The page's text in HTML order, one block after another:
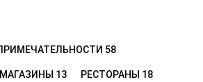
58
МАГАЗИНЫ 13 РЕСТОРАНЫ 18